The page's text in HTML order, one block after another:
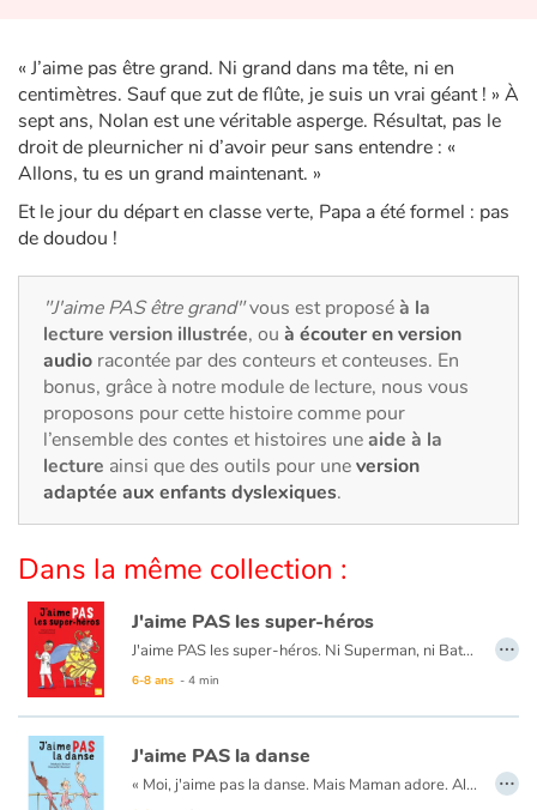
Voyage, épopée, enquête, aventure
Autour du monde
Apprentissage
Art, espace, activité
Documentaires
En famille
Quotidien et loisirs
Fêtes et évènements
Amour et amitié
Sujets de société
Émotions et sentiments
« J’aime pas être grand. Ni grand dans ma tête, ni en
centimètres. Sauf que zut de flûte, je suis un vrai géant ! » À
sept ans, Nolan est une véritable asperge. Résultat, pas le
droit de pleurnicher ni d’avoir peur sans entendre : «
Allons, tu es un grand maintenant. »
Et le jour du départ en classe verte, Papa a été formel : pas
de doudou !
"J'aime PAS être grand"vous est proposéà la
lecture version illustrée, ou à écouter en version
audio racontée par des conteurs et conteuses. En
bonus, grâce à notre module de lecture, nous vous
proposons pour cette histoire comme pour
l’ensemble des contes et histoires uneaide à la
lecture ainsi que des outils pour uneversion
adaptée aux enfants dyslexiques.
Dans la même collection :
J'aime PAS les super-héros
J'aime PAS les super-héros. Ni Superman, ni Batman, ni doberman, ni frangipane, ni Jordan, qui crâne dans la cour de récré ! L'autre jour, il a même déclaré que son père était un super-héros en mission secrète. N'importe quoi !
6-8 ans - 4 min
…
J'aime PAS la danse
« Moi, j'aime pas la danse. Mais Maman adore. Alors tous les mercredis, j'enfile mon tutu. Mais j'aime pas les tutus. Ça gratte et c'est rose. »Des cours ennuyeux au grand écart qui fait mal, la narratrice ne nous épargne rien, jusqu'au spectacle de fin d'année où elle part du mauvais côté et fait le pitre pour le plus grand plaisir du public. …